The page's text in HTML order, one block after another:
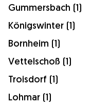
Gummersbach (1)
Königswinter (1)
Bornheim (1)
Vettelschoß (1)
Troisdorf (1)
Lohmar (1)